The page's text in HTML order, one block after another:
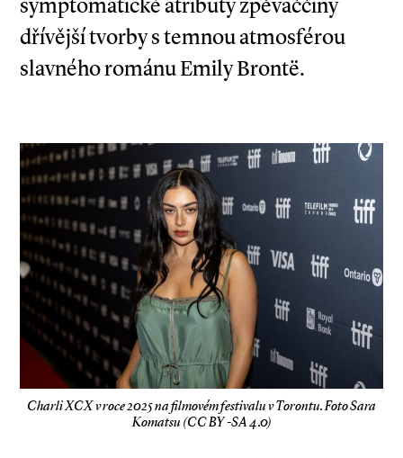
symptomatické atributy zpěvaččiny
dřívější tvorby s temnou atmosférou
slavného románu Emily Brontë.
Charli XCX v roce 2025 na filmovém festivalu v Torontu. Foto Sara
Komatsu (CC BY -SA 4.0)